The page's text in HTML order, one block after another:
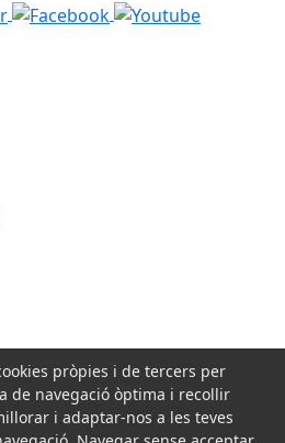
pròpies i de tercers per
de navegació òptima i recollir
i adaptar-nos a les teves